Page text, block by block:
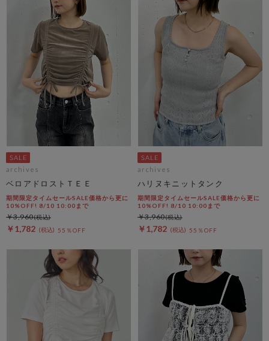
archives
ベロアドロストＴＥＥ
期間限定タイムセールSALE価格から更に
10%OFF! 8/10 10:00まで
￥1,782 55％OFF
￥3,960
archives
ハリヌキニットタンク
期間限定タイムセールSALE価格から更に
10%OFF! 8/10 10:00まで
￥1,782 55％OFF
￥3,960